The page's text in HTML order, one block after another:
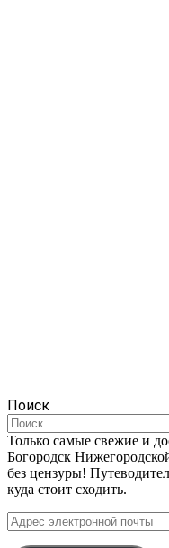
Поиск
Найти:
Только самые свежие и
Богородск
без цензуры!
куда стоит сходить.
Адрес
электронной